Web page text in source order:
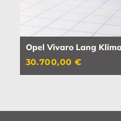
Opel Vivaro Lang
30.700,00 €